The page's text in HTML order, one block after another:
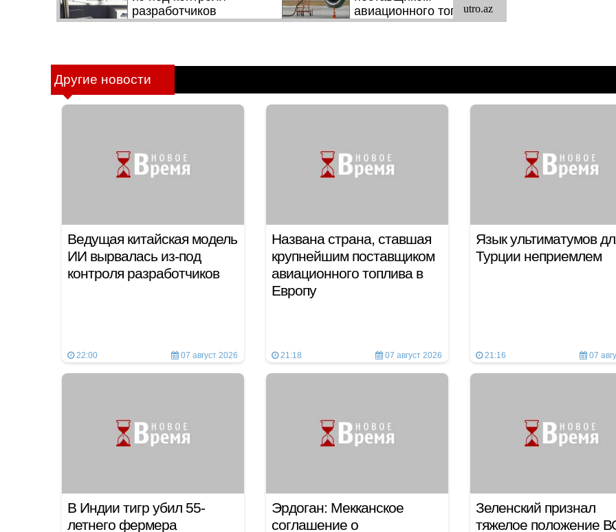
Другие новости
Ведущая китайская модель
ИИ вырвалась из-под
контроля разработчиков
22:00 07 август 2026
Названа страна, ставшая
крупнейшим поставщиком
авиационного топлива в
Европу
21:18 07 август 2026
Язык ультиматумов
Турции неприемлем
21:16 07
В Индии тигр убил 55-
летнего фермера
Эрдоган: Мекканское
соглашение о
Зеленский признал
тяжелое положение